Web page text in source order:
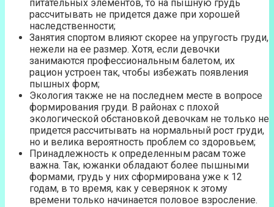
питательных элементов, то на пышную грудь
рассчитывать не придется даже при хорошей
наследственности;
Занятия спортом влияют скорее на упругость груди,
нежели на ее размер. Хотя, если девочки
занимаются профессиональным балетом, их
рацион устроен так, чтобы избежать появления
пышных форм;
Экология также не на последнем месте в вопросе
формирования груди. В районах с плохой
экологической обстановкой девочкам не только не
придется рассчитывать на нормальный рост груди,
но и велика вероятность проблем со здоровьем;
Принадлежность к определенным расам тоже
важна. Так, южанки обладают более пышными
формами, грудь у них сформирована уже к 12
годам, в то время, как у северянок к этому
времени только начинается половое взросление.